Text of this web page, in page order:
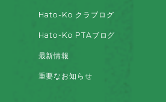
Hato-Ko クラブログ
Hato-Ko PTAブログ
最新情報
重要なお知らせ